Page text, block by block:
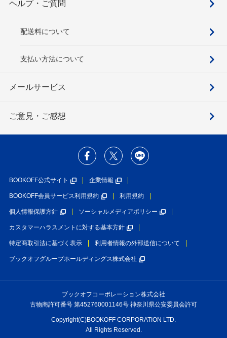
ヘルプ・ご質問
配送料について
支払い方法について
メールサービス
ご意見・ご感想
BOOKOFF公式サイト 企業情報
BOOKOFF会員サービス利用規約 利用規約
個人情報保護方針 ソーシャルメディアポリシー
カスタマーハラスメントに対する基本方針
特定商取引法に基づく表示 利用者情報の外部送信について
ブックオフグループホールディングス株式会社
ブックオフコーポレーション株式会社
古物商許可番号 第452760001146号 神奈川県公安委員会許可
Copyright(C)BOOKOFF CORPORATION LTD.
All Rights Reserved.